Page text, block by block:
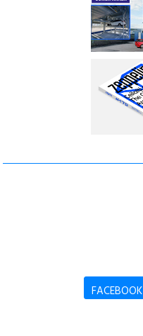
FACEBOOK